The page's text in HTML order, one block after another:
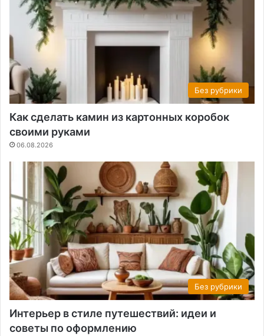
Без рубрики
Как сделать камин из картонных коробок
своими руками
06.08.2026
Без рубрики
Интерьер в стиле путешествий: идеи и
советы по оформлению